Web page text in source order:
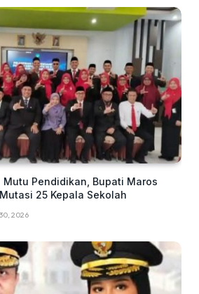
Mutu Pendidikan, Bupati Maros
25 Kepala Sekolah
2026